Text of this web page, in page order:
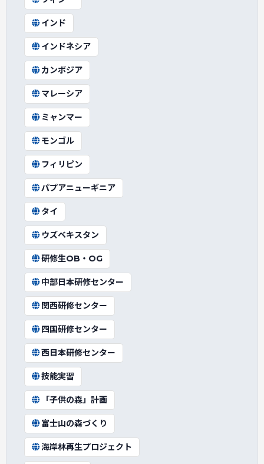
インド
インドネシア
カンボジア
マレーシア
ミャンマー
モンゴル
フィリピン
パプアニューギニア
タイ
ウズベキスタン
研修生OB・OG
中部日本研修センター
関西研修センター
四国研修センター
西日本研修センター
技能実習
「子供の森」計画
富士山の森づくり
海岸林再生プロジェクト